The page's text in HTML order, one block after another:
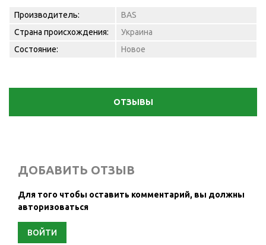
Производитель:
BAS
Страна происхождения:
Украина
Состояние:
Новое
ОТЗЫВЫ
ДОБАВИТЬ ОТЗЫВ
Для того чтобы оставить комментарий, вы должны
авторизоваться
ВОЙТИ